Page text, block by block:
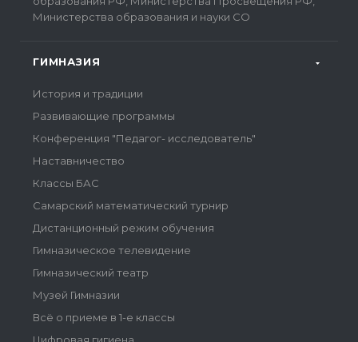
Министерства образования и науки СО
ГИМНАЗИЯ
История и традиции
Развивающие программы
Конференция "Педагог- исследователь"
Наставничество
Классы БАС
Самарский математический турнир
Дистанционный режим обучения
Гимназическое телевидение
Гимназический театр
Музей Гимназии
Всё о приеме в 1-е классы
Цифровая гигиена